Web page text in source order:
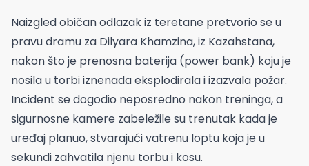
Naizgled običan odlazak iz teretane pretvorio se u
pravu dramu za Dilyara Khamzina, iz Kazahstana,
nakon što je prenosna baterija (power bank) koju je
nosila u torbi iznenada eksplodirala i izazvala požar.
Incident se dogodio neposredno nakon treninga, a
sigurnosne kamere zabeležile su trenutak kada je
uređaj planuo, stvarajući vatrenu loptu koja je u
sekundi zahvatila njenu torbu i kosu.